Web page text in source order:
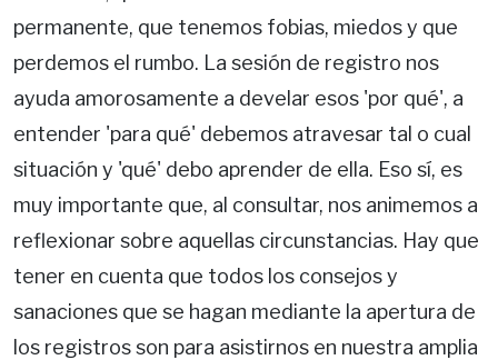
permanente, que tenemos fobias, miedos y que
perdemos el rumbo. La sesión de registro nos
ayuda amorosamente a develar esos 'por qué', a
entender 'para qué' debemos atravesar tal o cual
situación y 'qué' debo aprender de ella. Eso sí, es
muy importante que, al consultar, nos animemos a
reflexionar sobre aquellas circunstancias. Hay que
tener en cuenta que todos los consejos y
sanaciones que se hagan mediante la apertura de
los registros son para asistirnos en nuestra amplia